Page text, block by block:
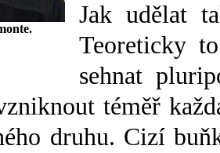
Jak udělat
Teoreticky
sehnat
téměř
druhu. Cizí